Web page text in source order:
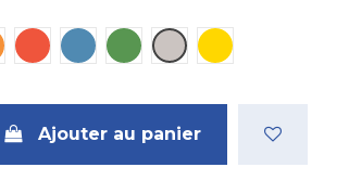
rose orange
Plaque rouge
Plaque bleue
Plaque verte
Plaque métal
Plaque dorée
Ajouter au panier